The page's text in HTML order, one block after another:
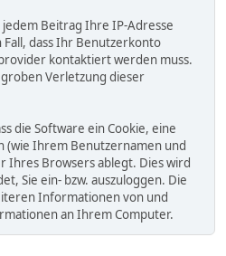
Beitrag Ihre IP-Adresse
dass Ihr Benutzerkonto
kontaktiert werden muss.
Verletzung dieser
die Software ein Cookie, eine
Ihrem Benutzernamen und
Ihres Browsers ablegt. Dies wird
Sie ein- bzw. auszuloggen. Die
Informationen von und
an Ihrem Computer.